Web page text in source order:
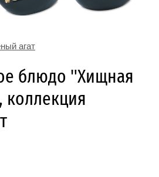
агат
блюдо "Хищная
коллекция